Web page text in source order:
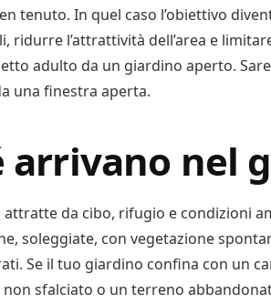
tenuto. In quel caso l’obiettivo
ridurre l’attrattività dell’area e
adulto da un giardino aperto.
una finestra aperta.
arrivano nel
attratte da cibo, rifugio e condizioni
soleggiate, con vegetazione
Se il tuo giardino confina con un
sfalciato o un terreno